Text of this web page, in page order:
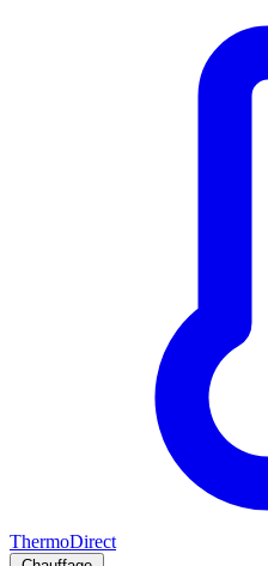
ThermoDirect